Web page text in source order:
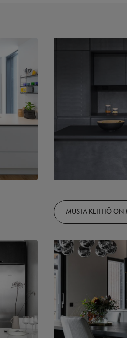
MUSTA KEITTIÖ ON